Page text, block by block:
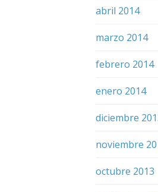
abril 2014
marzo 2014
febrero 2014
enero 2014
diciembre
noviembre
octubre 2013